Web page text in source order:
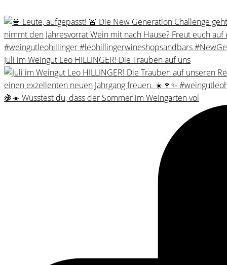
Juli im Weingut Leo HILLINGER! Die Trauben auf uns
🍇☀️ Wusstest du, dass der Sommer im Weingarten vol